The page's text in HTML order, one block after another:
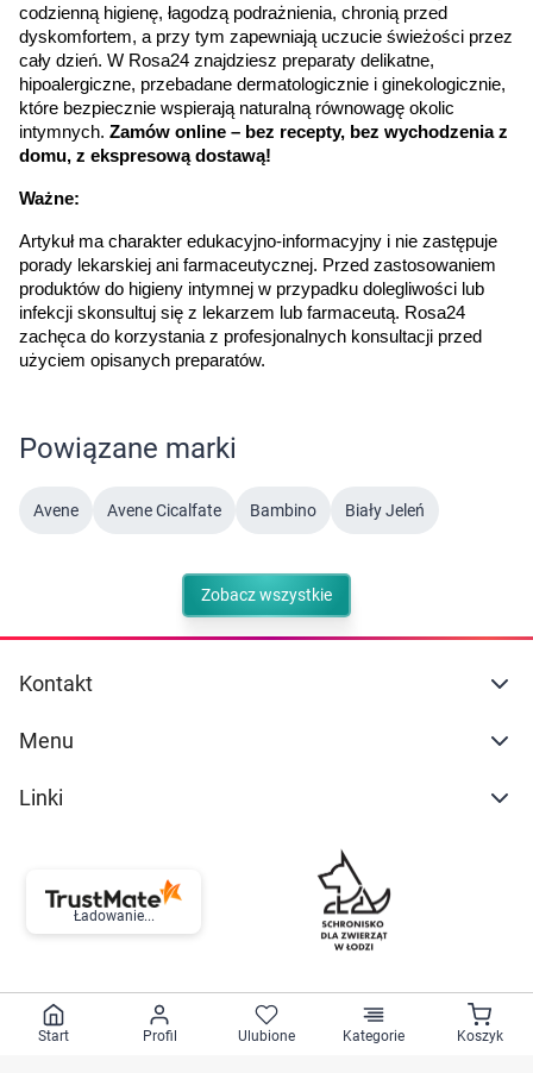
codzienną higienę, łagodzą podrażnienia, chronią przed
dyskomfortem, a przy tym zapewniają uczucie świeżości przez
cały dzień. W Rosa24 znajdziesz preparaty delikatne,
hipoalergiczne, przebadane dermatologicznie i ginekologicznie,
które bezpiecznie wspierają naturalną równowagę okolic
intymnych. Zamów online – bez recepty, bez wychodzenia z
domu, z ekspresową dostawą!
Ważne:
Artykuł ma charakter edukacyjno-informacyjny i nie zastępuje
porady lekarskiej ani farmaceutycznej. Przed zastosowaniem
produktów do higieny intymnej w przypadku dolegliwości lub
infekcji skonsultuj się z lekarzem lub farmaceutą. Rosa24
zachęca do korzystania z profesjonalnych konsultacji przed
użyciem opisanych preparatów.
Powiązane marki
Avene Avene Cicalfate Bambino Biały Jeleń
Zobacz wszystkie
Kontakt
Menu
Linki
Ładowanie...
Start Profil Ulubione Kategorie Koszyk